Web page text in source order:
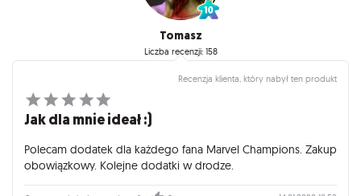
Tomasz
Liczba recenzji: 158
Recenzja klienta, który nabył ten produkt
Jak dla mnie ideał :)
Polecam dodatek dla każdego fana Marvel Champions. Zakup
obowiązkowy. Kolejne dodatki w drodze.